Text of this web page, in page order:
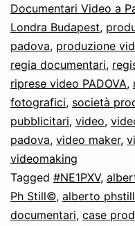
Documentari Video a
Londra Budapest,
padova, produzione
regia documentari,
riprese video PADOVA,
fotografici, società
pubblicitari, video,
padova, video maker,
videomaking
Tagged #NE1PXV,
Ph Still©, alberto phstill
documentari, case